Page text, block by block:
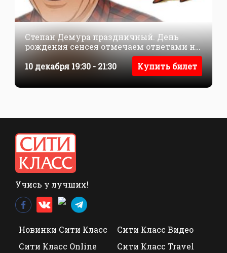
Степан Демура праздничный. День
рождения сенсея отмечаем ответами на
ваши умные вопросы и разбором рынков
10 декабря 19:30 - 21:30
Купить билет
Учись у лучших!
Новинки Сити Класс
Сити Класс Видео
Сити Класс Online
Сити Класс Travel